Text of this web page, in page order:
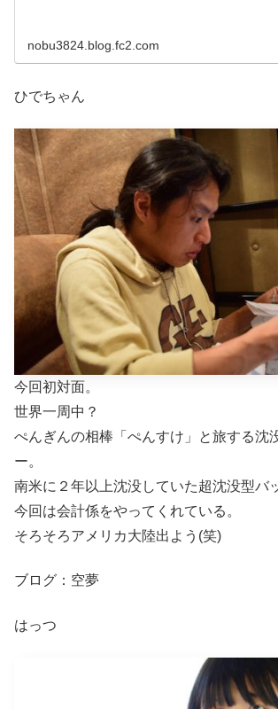
nobu3824.blog.fc2.com
ひでちゃん
今回初対面。
世界一周中？
ぺんぎんの相棒「ぺんすけ」と旅する沈
ー。
南米に２年以上沈没していた超沈没型バ
今回は会計係をやってくれている。
そろそろアメリカ大陸出よう(笑)
ブログ：空夢
はっつ